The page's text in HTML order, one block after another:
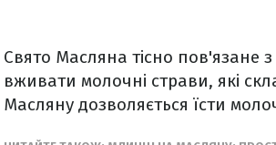
Свято Масляна тісно пов'язане з
вживати молочні страви, які
Масляну дозволяється їсти